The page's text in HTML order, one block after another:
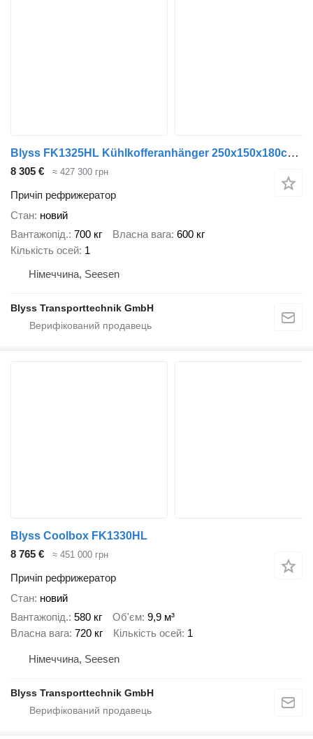
Blyss FK1325HL Kühlkofferanhänger 250x150x180cm 1300kg zGG
8 305 € ≈ 427 300 грн
Причіп рефрижератор
Стан новий
Вантажопід. 700 кг Власна вага 600 кг
Кількість осей 1
Німеччина, Seesen
Blyss Transporttechnik GmbH
Blyss Coolbox FK1330HL
8 765 €
≈ 451 000 грн
Причіп рефрижератор
Стан новий
Вантажопід. 580 кг Об'єм 9,9 м³
Власна вага 720 кг Кількість осей 1
Німеччина, Seesen
Blyss Transporttechnik GmbH